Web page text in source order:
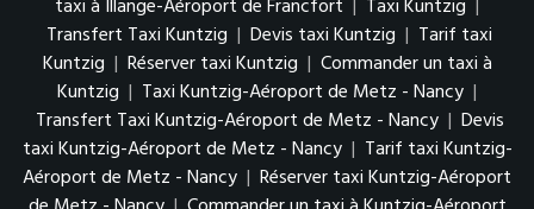
taxi à Illange-Aéroport de Francfort | Taxi Kuntzig |
Transfert Taxi Kuntzig | Devis taxi Kuntzig | Tarif taxi
Kuntzig | Réserver taxi Kuntzig | Commander un taxi à
Kuntzig | Taxi Kuntzig-Aéroport de Metz - Nancy |
Transfert Taxi Kuntzig-Aéroport de Metz - Nancy | Devis
taxi Kuntzig-Aéroport de Metz - Nancy | Tarif taxi Kuntzig-
Aéroport de Metz - Nancy | Réserver taxi Kuntzig-Aéroport